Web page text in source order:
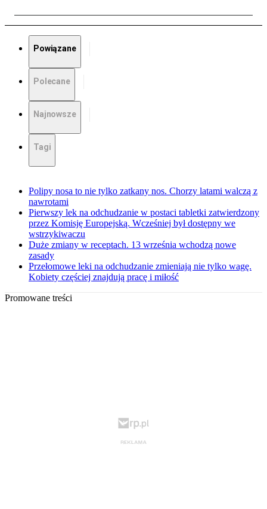
Powiązane
Polecane
Najnowsze
Tagi
Polipy nosa to nie tylko zatkany nos. Chorzy latami walczą z
nawrotami
Pierwszy lek na odchudzanie w postaci tabletki zatwierdzony
przez Komisję Europejską. Wcześniej był dostępny we
wstrzykiwaczu
Duże zmiany w receptach. 13 września wchodzą nowe
zasady
Przełomowe leki na odchudzanie zmieniają nie tylko wagę.
Kobiety częściej znajdują pracę i miłość
Promowane treści